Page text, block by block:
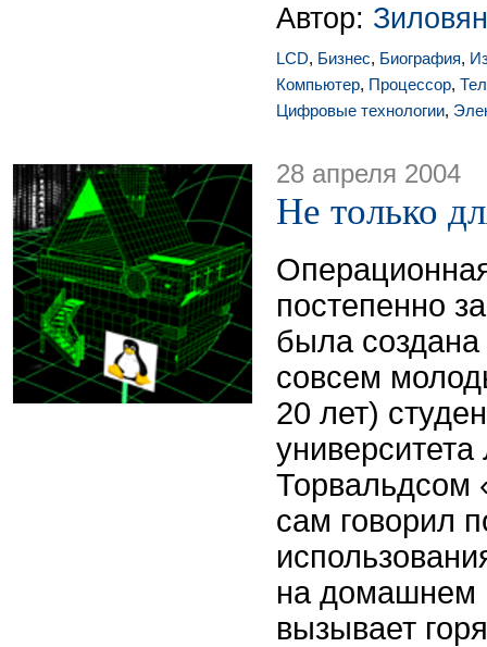
Автор:
LCD, Бизнес, Биография,
Компьютер, Процессор,
Цифровые технологии,
28 апреля 2004
Не только
постепенно
была
совсем
20 лет)
Торвальдсом
сам говорил
на домашнем
вызывает